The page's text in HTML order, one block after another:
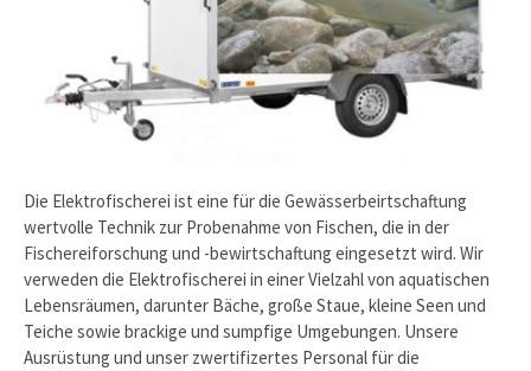
Die Elektrofischerei ist eine für die Gewässerbeirtschaftung
wertvolle Technik zur Probenahme von Fischen, die in der
Fischereiforschung und -bewirtschaftung eingesetzt wird. Wir
verweden die Elektrofischerei in einer Vielzahl von aquatischen
Lebensräumen, darunter Bäche, große Staue, kleine Seen und
Teiche sowie brackige und sumpfige Umgebungen. Unsere
Ausrüstung und unser zwertifizertes Personal für die